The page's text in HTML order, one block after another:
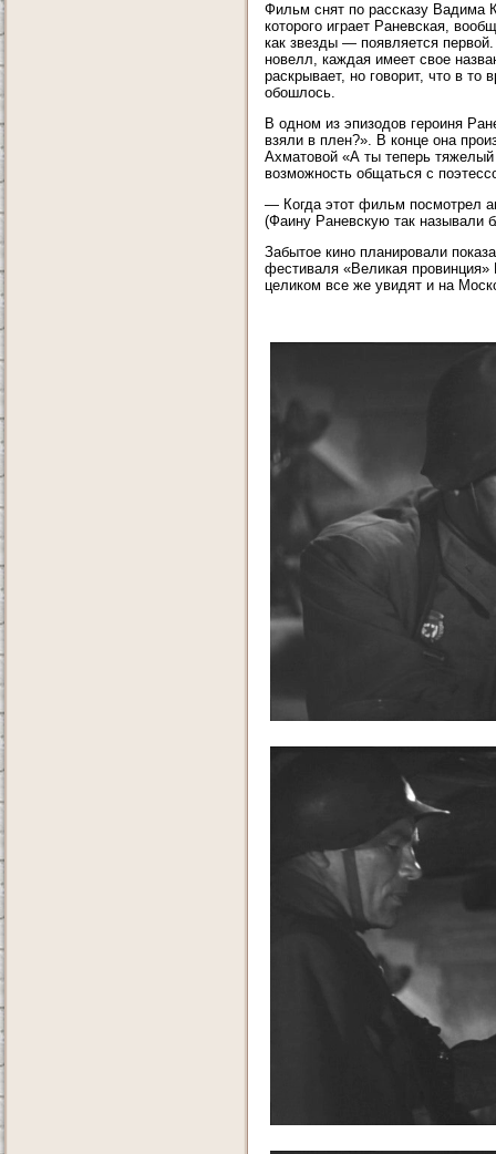
Фильм снят по рассказу Вадима
которого играет Раневская,
как звезды — появляется
новелл, каждая имеет свое
раскрывает, но говорит, что в
обошлось.
В одном из эпизодов героиня
взяли в плен?». В конце она
Ахматовой «А ты теперь
возможность общаться с
— Когда этот фильм посмотрел
(Фаину Раневскую так называли
Забытое кино планировали
фестиваля «Великая
целиком все же увидят и на